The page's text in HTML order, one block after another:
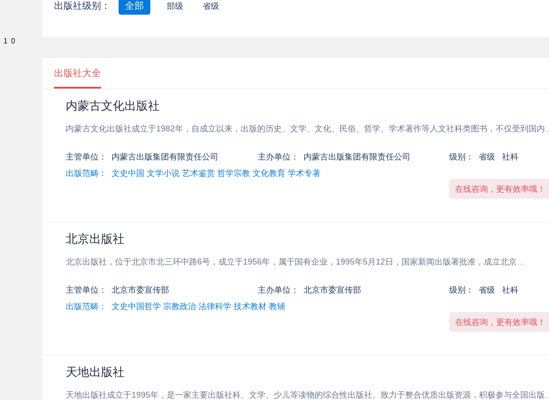
出版社级别： 全部 部级 省级
1 0
出版社大全
内蒙古文化出版社
内蒙古文化出版社成立于1982年，自成立以来，出版的历史、文学、文化、民俗、哲学、学术著作等人文社科类图书，不仅受到国内…
主管单位： 内蒙古出版集团有限责任公司 主办单位： 内蒙古出版集团有限责任公司 级别：
省级 社科
出版范畴：
文史中国 文学小说 艺术鉴赏 哲学宗教 文化教育 学术专著
在线咨询，更有效率哦！
北京出版社
北京出版社，位于北京市北三环中路6号，成立于1956年，属于国有企业，1995年5月12日，国家新闻出版署批准，成立北京…
主管单位： 北京市委宣传部 主办单位： 北京市委宣传部 级别：
省级 社科
出版范畴：
文史中国哲学 宗教政治 法律科学 技术教材 教辅
在线咨询，更有效率哦！
天地出版社
天地出版社成立于1995年，是一家主要出版社科、文学、少儿等读物的综合性出版社。致力于整合优质出版资源，积极参与全国出版…